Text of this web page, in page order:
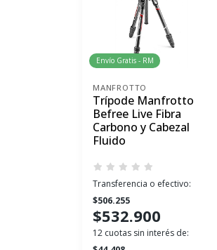
Envío Gratis - RM
MANFROTTO
Trípode Manfrotto
Befree Live Fibra
Carbono y Cabezal
Fluido
Transferencia o efectivo:
$506.255
$532.900
12 cuotas sin interés de: